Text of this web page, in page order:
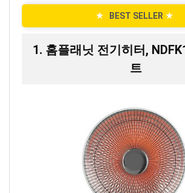
★ BEST SELLER ★
1. 홈플래닛 전기히터,
트